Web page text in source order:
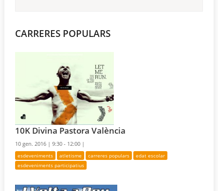
CARRERES POPULARS
10K Divina Pastora València
10 gen. 2016 |9:30 - 12:00 |
esdeveniments atletisme carreres populars
edat escolar
esdeveniments participatius